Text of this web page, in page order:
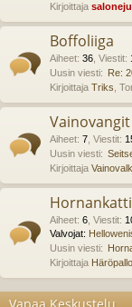
Kirjoittaja saloneju
Boffoliiga
Aiheet: 36 Viestit:
Uusin viesti: Re:
Kirjoittaja Triks ,
Vainovangit
Aiheet: 7 Viestit:
Uusin viesti:
Kirjoittaja
Aiheet: 6 Viestit:
Valvojat:
Uusin viesti:
Kirjoittaja Häröpallo